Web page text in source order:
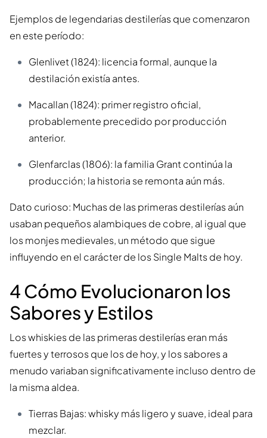
Ejemplos de legendarias destilerías que comenzaron
en este período:
Glenlivet (1824): licencia formal, aunque la
destilación existía antes.
Macallan (1824): primer registro oficial,
probablemente precedido por producción
anterior.
Glenfarclas (1806): la familia Grant continúa la
producción; la historia se remonta aún más.
Dato curioso: Muchas de las primeras destilerías aún
usaban pequeños alambiques de cobre, al igual que
los monjes medievales, un método que sigue
influyendo en el carácter de los Single Malts de hoy.
4 Cómo Evolucionaron los
Sabores y Estilos
Los whiskies de las primeras destilerías eran más
fuertes y terrosos que los de hoy, y los sabores a
menudo variaban significativamente incluso dentro de
la misma aldea.
Tierras Bajas: whisky más ligero y suave, ideal para
mezclar.